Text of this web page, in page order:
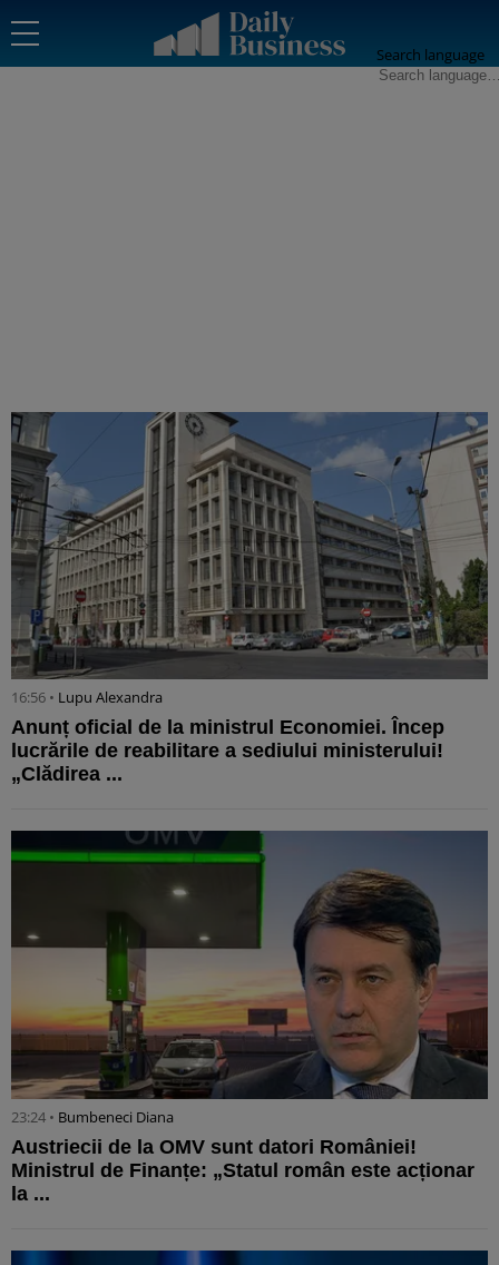
Search language
16:56 • Lupu Alexandra
Anunț oficial de la ministrul Economiei. Încep
lucrările de reabilitare a sediului ministerului!
„Clădirea ...
23:24 • Bumbeneci Diana
Austriecii de la OMV sunt datori României!
Ministrul de Finanțe: „Statul român este acționar
la ...